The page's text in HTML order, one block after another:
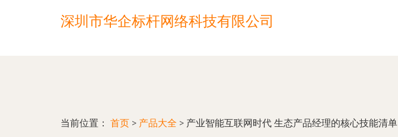
深圳市华企标杆网络科技有限公司
当前位置： 首页 > 产品大全 > 产业智能互联网时代 生态产品经理的核心技能清单